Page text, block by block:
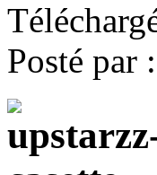
Posté par :